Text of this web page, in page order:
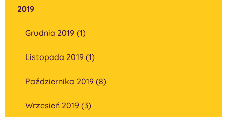
2019
Grudnia 2019 (1)
Listopada 2019 (1)
Października 2019 (8)
Wrzesień 2019 (3)